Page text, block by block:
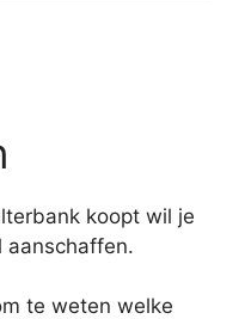
koopt wil je
aanschaffen.
te weten welke